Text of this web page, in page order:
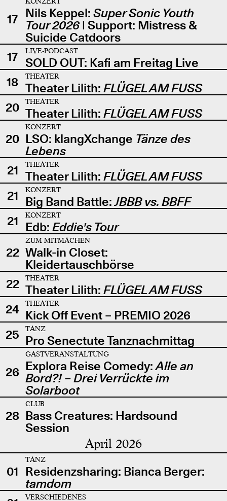
17 Nils Keppel: Super Sonic Youth
Tour 2026| Support: Mistress &
Suicide Catdoors
17
LIVE-PODCAST
SOLD OUT: Kafi am Freitag Live
18
THEATER
Theater Lilith: FLÜGEL AM FUSS
20
THEATER
Theater Lilith: FLÜGEL AM FUSS
20
KONZERT
LSO: klangXchange Tänze des
Lebens
21
THEATER
Theater Lilith: FLÜGEL AM FUSS
21
KONZERT
Big Band Battle:JBBB vs. BBFF
21
KONZERT
Edb: Eddie's Tour
22
ZUM MITMACHEN
Walk-in Closet:
Kleidertauschbörse
22
THEATER
Theater Lilith: FLÜGEL AM FUSS
24
THEATER
Kick Off Event – PREMIO 2026
25
TANZ
Pro Senectute Tanznachmittag
26
GASTVERANSTALTUNG
Explora Reise Comedy:Alle an
Bord?! – Drei Verrückte im
Solarboot
28
CLUB
Bass Creatures: Hardsound
Session
April 2026
01
TANZ
Residenzsharing: Bianca Berger:
tamdom
VERSCHIEDENES